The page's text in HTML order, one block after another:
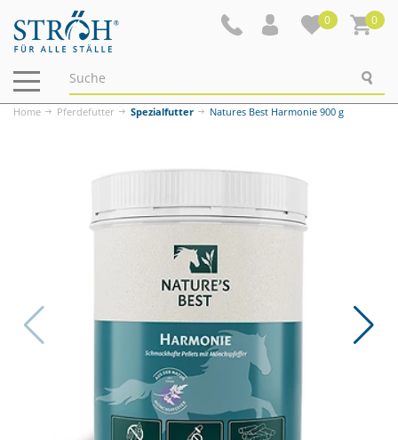
0 0
Navigation
ein-/ausblenden
Home Pferdefutter Spezialfutter Natures Best Harmonie 900 g